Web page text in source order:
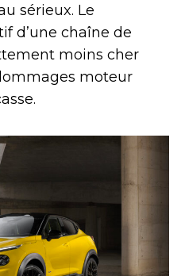
sérieux. Le
d’une chaîne de
moins cher
moteur